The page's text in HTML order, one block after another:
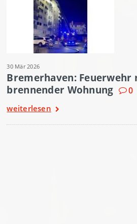
30 Mär 2026
Bremerhaven: Feuerwehr
brennender Wohnung
0
weiterlesen